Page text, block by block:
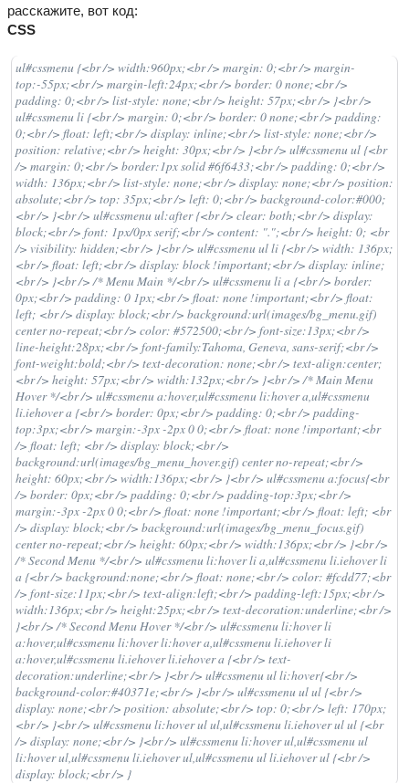
расскажите, вот код:
CSS
ul#cssmenu {<br /> width:960px;<br /> margin: 0;<br /> margin-
top:-55px;<br /> margin-left:24px;<br /> border: 0 none;<br />
padding: 0;<br /> list-style: none;<br /> height: 57px;<br /> }<br />
ul#cssmenu li {<br /> margin: 0;<br /> border: 0 none;<br /> padding:
0;<br /> float: left;<br /> display: inline;<br /> list-style: none;<br />
position: relative;<br /> height: 30px;<br /> }<br /> ul#cssmenu ul {<br
/> margin: 0;<br /> border:1px solid #6f6433;<br /> padding: 0;<br />
width: 136px;<br /> list-style: none;<br /> display: none;<br /> position:
absolute;<br /> top: 35px;<br /> left: 0;<br /> background-color:#000;
<br /> }<br /> ul#cssmenu ul:after {<br /> clear: both;<br /> display:
block;<br /> font: 1px/0px serif;<br /> content: ".";<br /> height: 0; <br
/> visibility: hidden;<br /> }<br /> ul#cssmenu ul li {<br /> width: 136px;
<br /> float: left;<br /> display: block !important;<br /> display: inline;
<br /> }<br /> /* Menu Main */<br /> ul#cssmenu li a {<br /> border:
0px;<br /> padding: 0 1px;<br /> float: none !important;<br /> float:
left; <br /> display: block;<br /> background:url(images/bg_menu.gif)
center no-repeat;<br /> color: #572500;<br /> font-size:13px;<br />
line-height:28px;<br /> font-family:Tahoma, Geneva, sans-serif;<br />
font-weight:bold;<br /> text-decoration: none;<br /> text-align:center;
<br /> height: 57px;<br /> width:132px;<br /> }<br /> /* Main Menu
Hover */<br /> ul#cssmenu a:hover,ul#cssmenu li:hover a,ul#cssmenu
li.iehover a {<br /> border: 0px;<br /> padding: 0;<br /> padding-
top:3px;<br /> margin:-3px -2px 0 0;<br /> float: none !important;<br
/> float: left; <br /> display: block;<br />
background:url(images/bg_menu_hover.gif) center no-repeat;<br />
height: 60px;<br /> width:136px;<br /> }<br /> ul#cssmenu a:focus{<br
/> border: 0px;<br /> padding: 0;<br /> padding-top:3px;<br />
margin:-3px -2px 0 0;<br /> float: none !important;<br /> float: left; <br
/> display: block;<br /> background:url(images/bg_menu_focus.gif)
center no-repeat;<br /> height: 60px;<br /> width:136px;<br /> }<br />
/* Second Menu */<br /> ul#cssmenu li:hover li a,ul#cssmenu li.iehover li
a {<br /> background:none;<br /> float: none;<br /> color: #fcdd77;<br
/> font-size:11px;<br /> text-align:left;<br /> padding-left:15px;<br />
width:136px;<br /> height:25px;<br /> text-decoration:underline;<br />
}<br /> /* Second Menu Hover */<br /> ul#cssmenu li:hover li
a:hover,ul#cssmenu li:hover li:hover a,ul#cssmenu li.iehover li
a:hover,ul#cssmenu li.iehover li.iehover a {<br /> text-
decoration:underline;<br /> }<br /> ul#cssmenu ul li:hover{<br />
background-color:#40371e;<br /> }<br /> ul#cssmenu ul ul {<br />
display: none;<br /> position: absolute;<br /> top: 0;<br /> left: 170px;
<br /> }<br /> ul#cssmenu li:hover ul ul,ul#cssmenu li.iehover ul ul {<br
/> display: none;<br /> }<br /> ul#cssmenu li:hover ul,ul#cssmenu ul
li:hover ul,ul#cssmenu li.iehover ul,ul#cssmenu ul li.iehover ul {<br />
display: block;<br /> }